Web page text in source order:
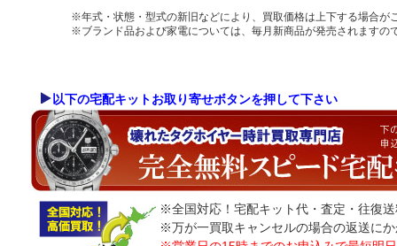
※年式・状態・型式の新旧などにより、買取価格は上下する場合が
※ブランド品および家電については、毎月新商品が発売されますの
以下の宅配キットお取り寄せボタンを押して下さい
※全国対応！宅配キット代・査定・往復
※万が一買取キャンセルの場合の返送に